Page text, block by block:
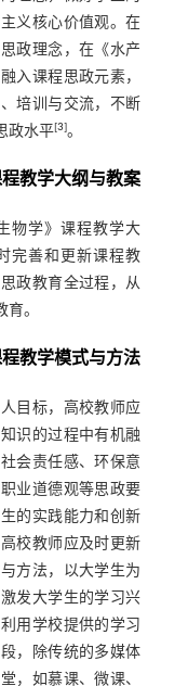
义核心价值观。在
政理念，在《水产
入课程思政元素，
培训与交流，不断
政水平[3]。
教学大纲与教案
物学》课程教学大
完善和更新课程教
政教育全过程，从
。
教学模式与方法
目标，高校教师应
识的过程中有机融
会责任感、环保意
业道德观等思政要
的实践能力和创新
校教师应及时更新
方法，以大学生为
发大学生的学习兴
用学校提供的学习
，除传统的多媒体
，如慕课、微课、